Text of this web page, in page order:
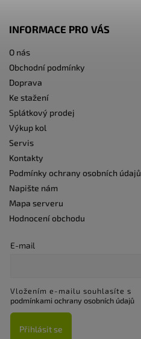
INFORMACE PRO VÁS
O nás
Obchodní podmínky
Doprava
Ke stažení
Splátkový prodej
Výkup kol
Servis
Kontakty
Podmínky ochrany osobních údajů
Napište nám
Mapa serveru
Hodnocení obchodu
E-mail
Vložením e-mailu souhlasíte s
podmínkami ochrany osobních údajů
Přihlásit se